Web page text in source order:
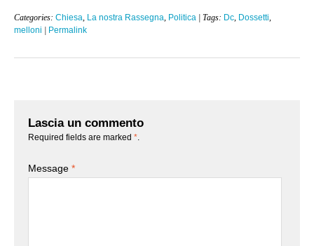
Categories: Chiesa La nostra Rassegna Politica | Tags: Dc Dossetti
melloni | Permalink
Lascia un commento
Required fields are marked *
Message *